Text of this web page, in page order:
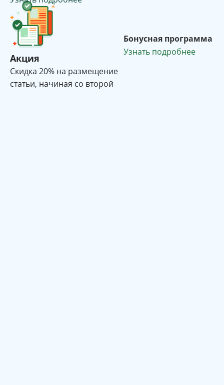
Акция
Cкидка 20% на размещение
статьи, начиная со второй
Бонусная программа
Узнать подробнее